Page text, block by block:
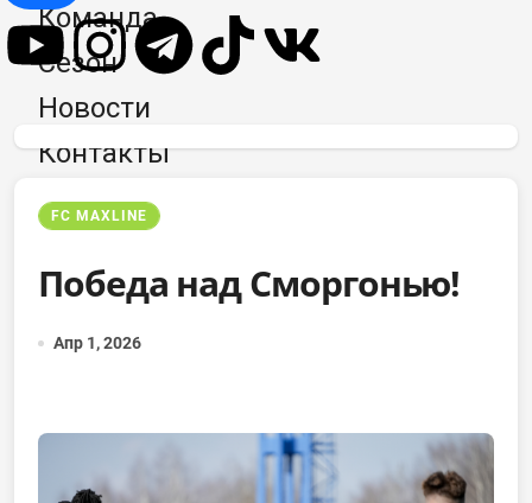
Команда
Сезон
Новости
Контакты
FC MAXLINE
Победа над Сморгонью!
Апр 1, 2026